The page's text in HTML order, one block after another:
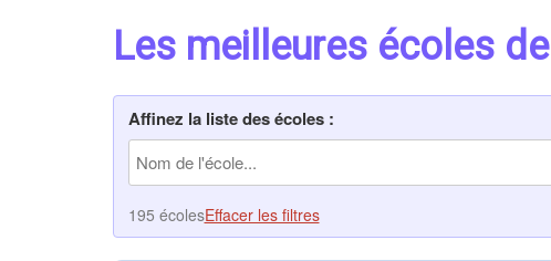
Les meilleures écoles
Affinez la liste des écoles :
195 écolesEffacer les filtres